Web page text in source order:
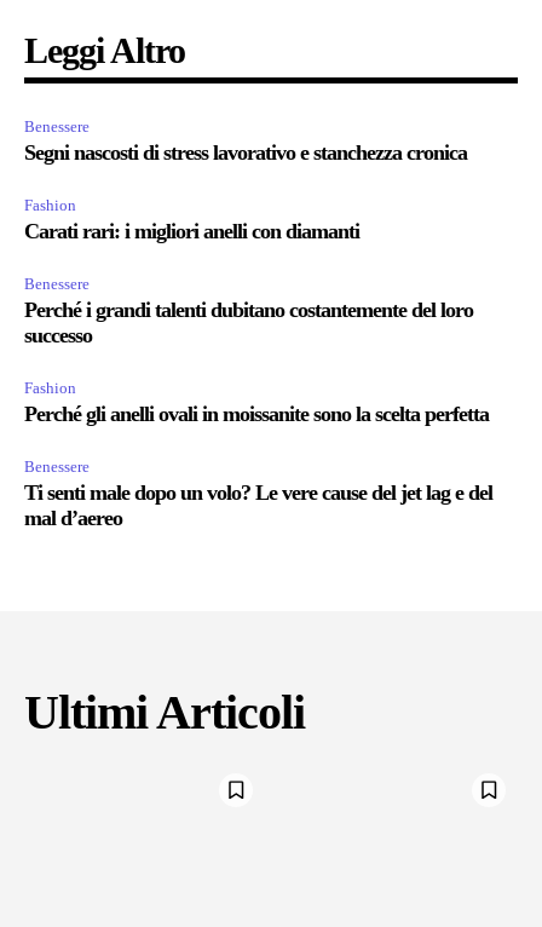
Leggi Altro
Benessere
Segni nascosti di stress lavorativo e stanchezza cronica
Fashion
Carati rari: i migliori anelli con diamanti
Benessere
Perché i grandi talenti dubitano costantemente del loro
successo
Fashion
Perché gli anelli ovali in moissanite sono la scelta perfetta
Benessere
Ti senti male dopo un volo? Le vere cause del jet lag e del
mal d’aereo
Ultimi Articoli